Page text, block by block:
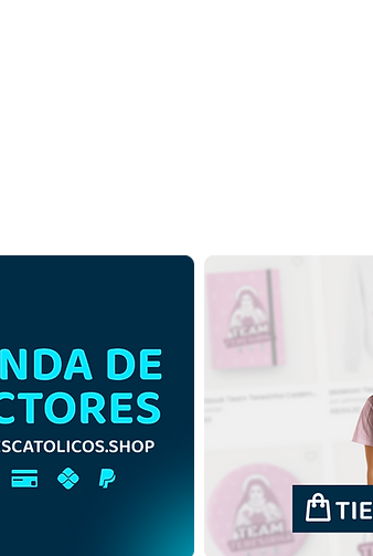
Ángel de la Guarda de Brasil
| Descargar gratis ilustración
monocromática en PNG